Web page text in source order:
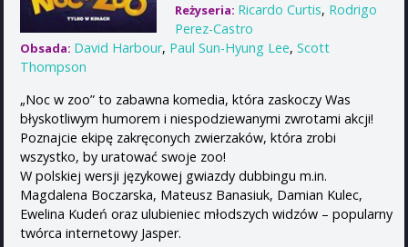
Reżyseria: Ricardo Curtis, Rodrigo
Perez-Castro
Obsada: David Harbour, Paul Sun-Hyung Lee, Scott
Thompson
„Noc w zoo” to zabawna komedia, która zaskoczy Was
błyskotliwym humorem i niespodziewanymi zwrotami akcji!
Poznajcie ekipę zakręconych zwierzaków, która zrobi
wszystko, by uratować swoje zoo!
W polskiej wersji językowej gwiazdy dubbingu m.in.
Magdalena Boczarska, Mateusz Banasiuk, Damian Kulec,
Ewelina Kudeń oraz ulubieniec młodszych widzów – popularny
twórca internetowy Jasper.